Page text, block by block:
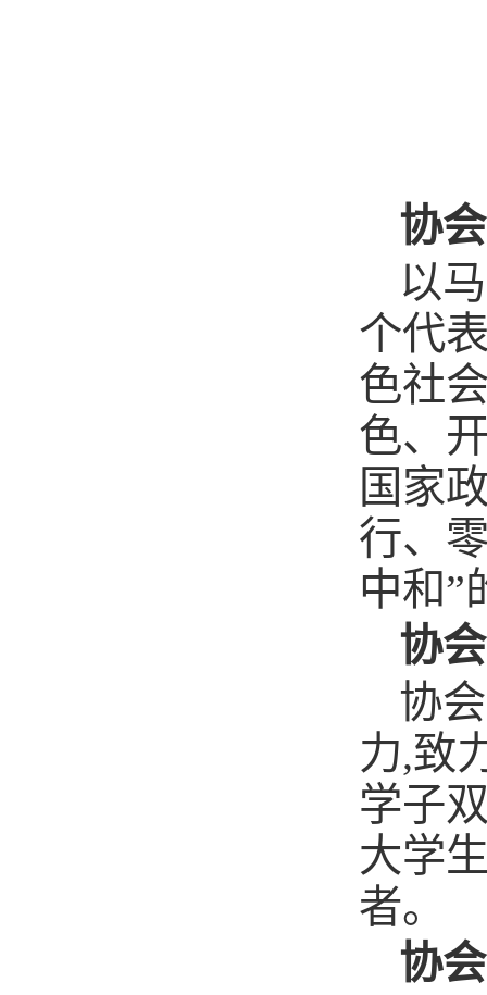
协
以
个代
色社
色、
国家
行、
中和”
协
协
力,致
学子
大学
者。
协